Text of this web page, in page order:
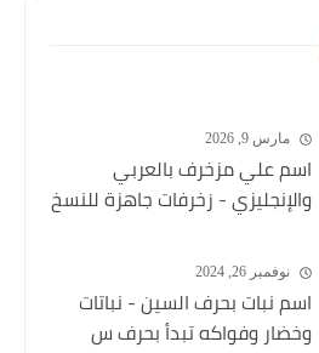
مارس 9, 2026
اسم علي مزخرف بالعربي
والإنجليزي - زخرفات جاهزة للنسخ
نوفمبر 26, 2024
اسم نبات بحرف السين - نباتات
وخضار وفواكه تبدأ بحرف س